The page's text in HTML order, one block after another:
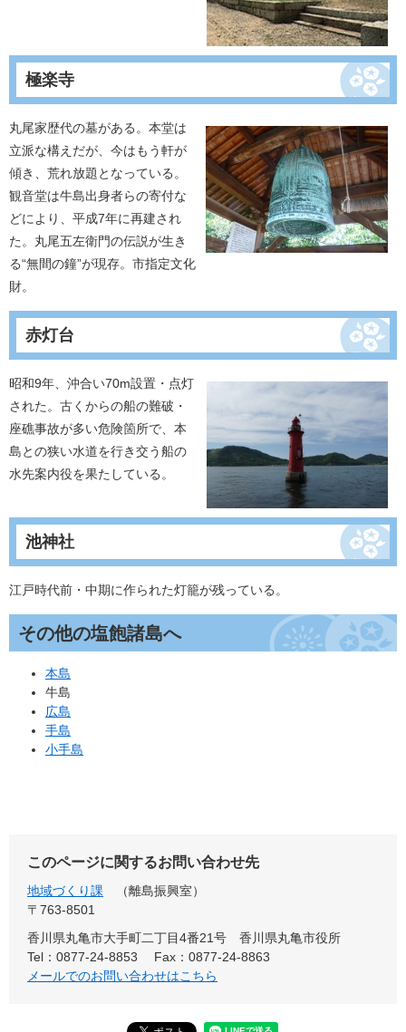
極楽寺
丸尾家歴代の墓がある。本堂は
立派な構えだが、今はもう軒が
傾き、荒れ放題となっている。
観音堂は牛島出身者らの寄付な
どにより、平成7年に再建され
た。丸尾五左衛門の伝説が生き
る“無間の鐘”が現存。市指定文化
財。
赤灯台
昭和9年、沖合い70m設置・点灯
された。古くからの船の難破・
座礁事故が多い危険箇所で、本
島との狭い水道を行き交う船の
水先案内役を果たしている。
池神社
江戸時代前・中期に作られた灯籠が残っている。
その他の塩飽諸島へ
本島
牛島
広島
手島
小手島
このページに関するお問い合わせ先
地域づくり課
離島振興室
〒763-8501
香川県丸亀市大手町二丁目4番21号 香川県丸亀市役所
Tel：0877-24-8853
Fax：0877-24-8863
メールでのお問い合わせはこちら